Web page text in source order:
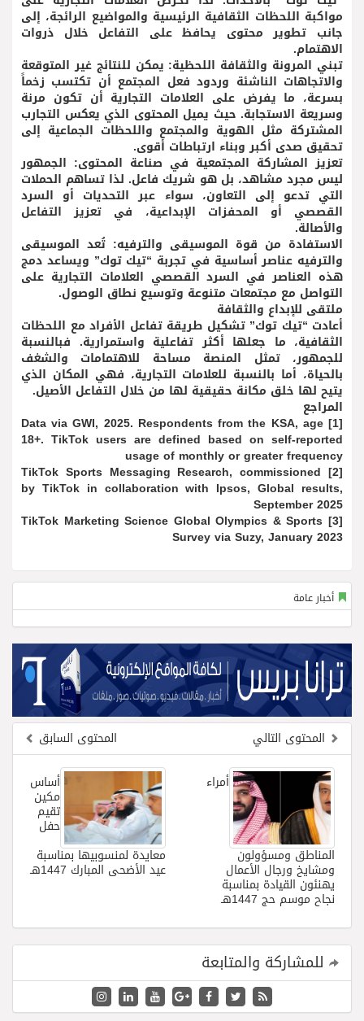
مواكبة اللحظات الثقافية الرئيسية والمواضيع الرائجة، إلى
جانب تطوير محتوى يحافظ على التفاعل خلال ذروات
الاهتمام.
تبني المرونة والثقافة اللحظية: يمكن للنتائج غير المتوقعة
والاتجاهات الناشئة وردود فعل المجتمع أن تكتسب زخماً
بسرعة، ما يفرض على العلامات التجارية أن تكون مرنة
وسريعة الاستجابة. حيث يميل المحتوى الذي يعكس التجارب
المشتركة مثل الهوية والمجتمع واللحظات الجماعية إلى
تحقيق صدى أكبر وبناء ارتباطات أقوى.
تعزيز المشاركة المجتمعية في صناعة المحتوى: الجمهور
ليس مجرد مشاهد، بل هو شريك فاعل. لذا تساهم الحملات
التي تدعو إلى التعاون، سواء عبر التحديات أو السرد
القصصي أو المحفزات الإبداعية، في تعزيز التفاعل
والأصالة.
الاستفادة من قوة الموسيقى والترفيه: تُعد الموسيقى
والترفيه عناصر أساسية في تجربة “تيك توك” ويساعد دمج
هذه العناصر في السرد القصصي العلامات التجارية على
التواصل مع مجتمعات متنوعة وتوسيع نطاق الوصول.
ملتقى للإبداع والثقافة
أعادت “تيك توك” تشكيل طريقة تفاعل الأفراد مع اللحظات
الثقافية، ما جعلها أكثر تفاعلية واستمرارية. فبالنسبة
للجمهور، تمثل المنصة مساحة للاهتمامات والشغف
بالحياة، أما بالنسبة للعلامات التجارية، فهي المكان الذي
يتيح لها خلق مكانة حقيقية لها من خلال التفاعل الأصيل.
المراجع
[1] Data via GWI, 2025. Respondents from the KSA, age
18+. TikTok users are defined based on self-reported
usage of monthly or greater frequency
[2] TikTok Sports Messaging Research, commissioned
by TikTok in collaboration with Ipsos, Global results,
September 2025
[3] TikTok Marketing Science Global Olympics & Sports
Survey via Suzy, January 2023
أخبار عامة
المحتوى السابق
المحتوى التالي
أساس
مكين
تقيم
حفل
معايدة لمنسوبيها بمناسبة
عيد الأضحى المبارك 1447هـ
أمراء
المناطق ومسؤولون
ومشايخ ورجال الأعمال
يهنئون القيادة بمناسبة
نجاح موسم حج 1447هـ
للمشاركة والمتابعة